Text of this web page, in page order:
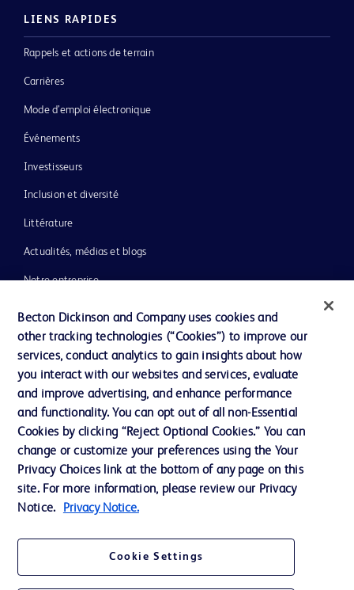
LIENS RAPIDES
Rappels et actions de terrain
Carrières
Mode d’emploi électronique
Événements
Investisseurs
Inclusion et diversité
Littérature
Actualités, médias et blogs
Notre entreprise
Assistance
Nous contacter
Préférences en matière de cookies
Confidentialité
Conditions d’utilisation
Accessibilité du site Web
Becton Dickinson and Company uses cookies and
other tracking technologies (“Cookies”) to improve our
services, conduct analytics to gain insights about how
you interact with our websites and services, evaluate
and improve advertising, and enhance performance
and functionality. You can opt out of all non-Essential
Cookies by clicking “Reject Optional Cookies.” You can
change or customize your preferences using the Your
Privacy Choices link at the bottom of any page on this
site. For more information, please review our Privacy
Notice.
Privacy Notice.
Cookie Settings